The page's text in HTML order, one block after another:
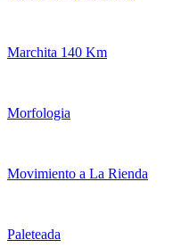
Marchita 140 Km
Morfologia
Movimiento a La Rienda
Paleteada